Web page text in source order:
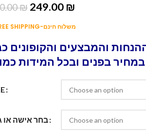
₪ 249.00 ₪
FREE SHIPPING-משלוח חינם
והמבצעים והקופונים
במחיר בפנים ובכל המידות
בחר אישה או